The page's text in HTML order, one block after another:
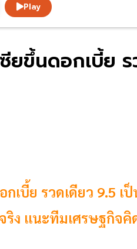
Play
ขึ้นดอกเบี้ย ร
เบี้ย รวดเดียว 9.5 เ
ง แนะทีมเศรษฐกิจคิ